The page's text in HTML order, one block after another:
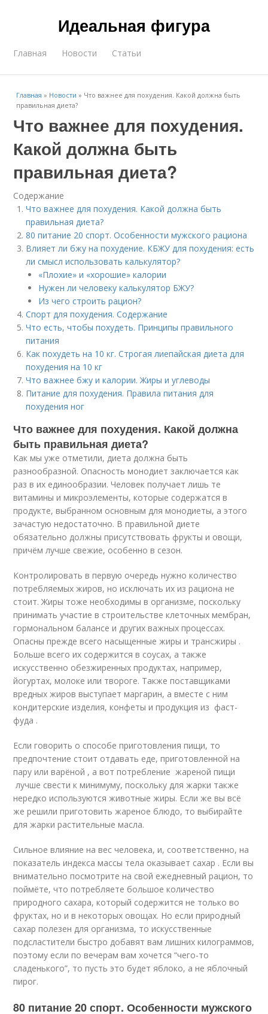
Идеальная фигура
Главная Новости Статьи
Главная » Новости » Что важнее для похудения. Какой должна быть
правильная диета?
Что важнее для похудения.
Какой должна быть
правильная диета?
Содержание
Что важнее для похудения. Какой должна быть
правильная диета?
80 питание 20 спорт. Особенности мужского рациона
Влияет ли бжу на похудение. КБЖУ для похудения: есть
ли смысл использовать калькулятор?
«Плохие» и «хорошие» калории
Нужен ли человеку калькулятор БЖУ?
Из чего строить рацион?
Спорт для похудения. Содержание
Что есть, чтобы похудеть. Принципы правильного
питания
Как похудеть на 10 кг. Строгая лиепайская диета для
похудения на 10 кг
Что важнее бжу и калории. Жиры и углеводы
Питание для похудения. Правила питания для
похудения ног
Что важнее для похудения. Какой должна
быть правильная диета?
Как мы уже отметили, диета должна быть
разнообразной. Опасность монодиет заключается как
раз в их единообразии. Человек получает лишь те
витамины и микроэлементы, которые содержатся в
продукте, выбранном основным для монодиеты, а этого
зачастую недостаточно. В правильной диете
обязательно должны присутствовать фрукты и овощи,
причём лучше свежие, особенно в сезон.
Контролировать в первую очередь нужно количество
потребляемых жиров, но исключать их из рациона не
стоит. Жиры тоже необходимы в организме, поскольку
принимать участие в строительстве клеточных мембран,
гормональном балансе и других важных процессах.
Опасны прежде всего насыщенные жиры и трансжиры .
Больше всего их содержится в соусах, а также
искусственно обезжиренных продуктах, например,
йогуртах, молоке или твороге. Также поставщиками
вредных жиров выступает маргарин, а вместе с ним
кондитерские изделия, конфеты и продукция из фаст-
фуда .
Если говорить о способе приготовления пищи, то
предпочтение стоит отдавать еде, приготовленной на
пару или варёной , а вот потребление жареной пищи
лучше свести к минимуму, поскольку для жарки также
нередко используются животные жиры. Если же вы всё
же решили приготовить жареное блюдо, то выбирайте
для жарки растительные масла.
Сильное влияние на вес человека, и, соответственно, на
показатель индекса массы тела оказывает сахар . Если вы
внимательно посмотрите на свой ежедневный рацион, то
поймёте, что потребляете большое количество
природного сахара, который содержится не только во
фруктах, но и в некоторых овощах. Но если природный
сахар полезен для организма, то искусственные
подсластители быстро добавят вам лишних килограммов,
поэтому если по вечерам вам хочется “чего-то
сладенького”, то пусть это будет яблоко, а не яблочный
пирог.
80 питание 20 спорт. Особенности мужского